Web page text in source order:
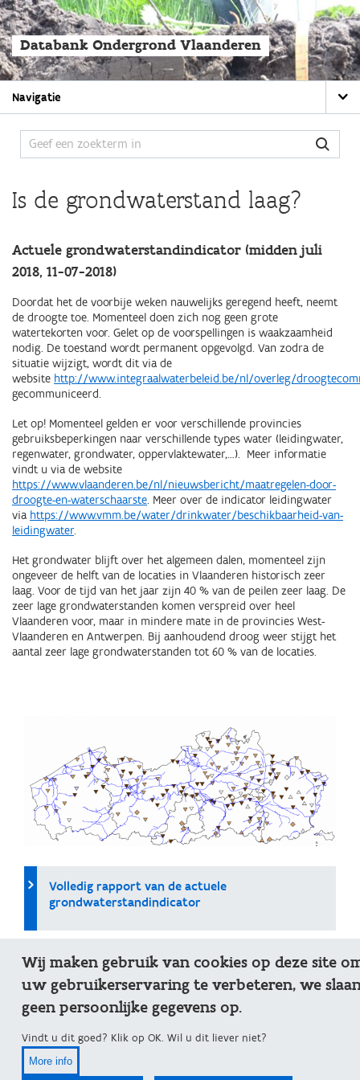
Overslaan
en
naar
de
algemene
inhoud
Databank Ondergrond Vlaanderen
Main
navigation
Navigatie
Is de grondwaterstand laag?
Actuele grondwaterstandindicator (midden juli
2018, 11-07-2018)
Doordat het de voorbije weken nauwelijks geregend heeft, neemt
de droogte toe. Momenteel doen zich nog geen grote
watertekorten voor. Gelet op de voorspellingen is waakzaamheid
nodig. De toestand wordt permanent opgevolgd. Van zodra de
situatie wijzigt, wordt dit via de
website http://www.integraalwaterbeleid.be/nl/overleg/
gecommuniceerd.
Let op! Momenteel gelden er voor verschillende provincies
gebruiksbeperkingen naar verschillende types water (leidingwater,
regenwater, grondwater, oppervlaktewater,…). Meer informatie
vindt u via de website
https://www.vlaanderen.be/nl/nieuwsbericht/maatregelen-door-
droogte-en-waterschaarste. Meer over de indicator leidingwater
via https://www.vmm.be/water/drinkwater/beschikbaarheid-van-
leidingwater.
Het grondwater blijft over het algemeen dalen, momenteel zijn
ongeveer de helft van de locaties in Vlaanderen historisch zeer
laag. Voor de tijd van het jaar zijn 40 % van de peilen zeer laag. De
zeer lage grondwaterstanden komen verspreid over heel
Vlaanderen voor, maar in mindere mate in de provincies West-
Vlaanderen en Antwerpen. Bij aanhoudend droog weer stijgt het
aantal zeer lage grondwaterstanden tot 60 % van de locaties.
Volledig rapport van de actuele
grondwaterstandindicator
Meer over de grondwaterstandindicator
Wij maken gebruik van cookies op deze site
uw gebruikerservaring te verbeteren, we
geen persoonlijke gegevens op.
Vindt u dit goed? Klik op OK. Wil u dit liever niet?
More info